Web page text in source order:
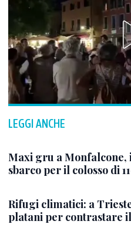
LEGGI ANCHE
Maxi gru a Monfalcone,
sbarco per il colosso di
Rifugi climatici: a
platani per contrastare